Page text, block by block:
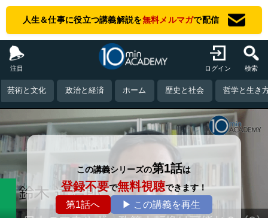
人生＆仕事に役立つ講義解説を無料メルマガで配信
注目 ログイン 検索
芸術と文化 政治と経済 ホーム 歴史と社会 哲学と生き
この講義シリーズの第1話は
登録不要で無料視聴できます！
第1話へ ▶ この講義を再生